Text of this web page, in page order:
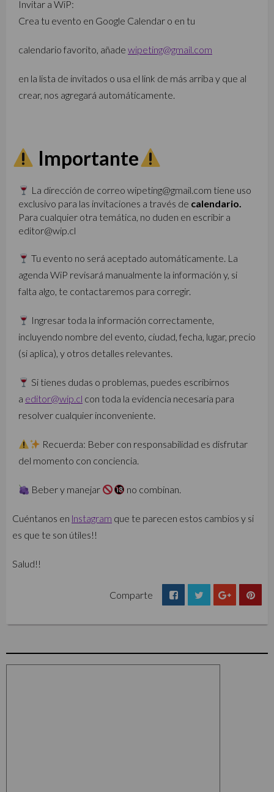
Invitar a WiP:
Crea tu evento en Google Calendar o en tu
calendario favorito, añade wipeting@gmail.com
en la lista de invitados o usa el link de más arriba y que al
crear, nos agregará automáticamente.
Importante
La dirección de correo wipeting@gmail.com tiene uso
exclusivo para las invitaciones a través de calendario.
Para cualquier otra temática, no duden en escribir a
editor@wip.cl
Tu evento no será aceptado automáticamente. La
agenda WiP revisará manualmente la información y, si
falta algo, te contactaremos para corregir.
Ingresar toda la información correctamente,
incluyendo nombre del evento, ciudad, fecha, lugar, precio
(si aplica), y otros detalles relevantes.
Si tienes dudas o problemas, puedes escribirnos
a editor@wip.cl con toda la evidencia necesaria para
resolver cualquier inconveniente.
Recuerda: Beber con responsabilidad es disfrutar
del momento con conciencia.
Beber y manejar no combinan.
Cuéntanos en lnstagram que te parecen estos cambios y si
es que te son útiles!!
Salud!!
Comparte